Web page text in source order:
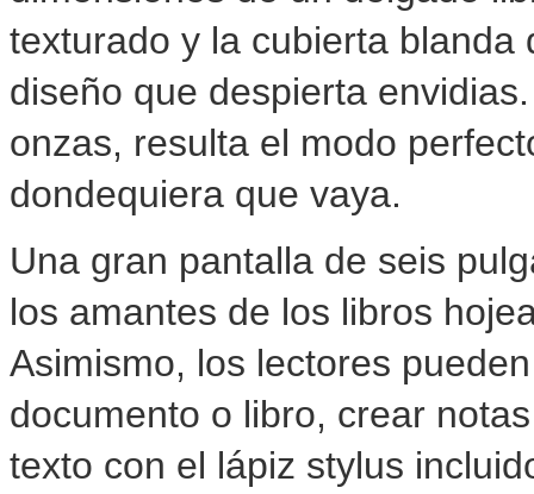
texturado y la cubierta
diseño que despierta
onzas, resulta el modo
dondequiera que vaya.
Una gran pantalla de seis
los amantes de los libros
Asimismo, los lectores
documento o libro, crear
texto con el lápiz stylus